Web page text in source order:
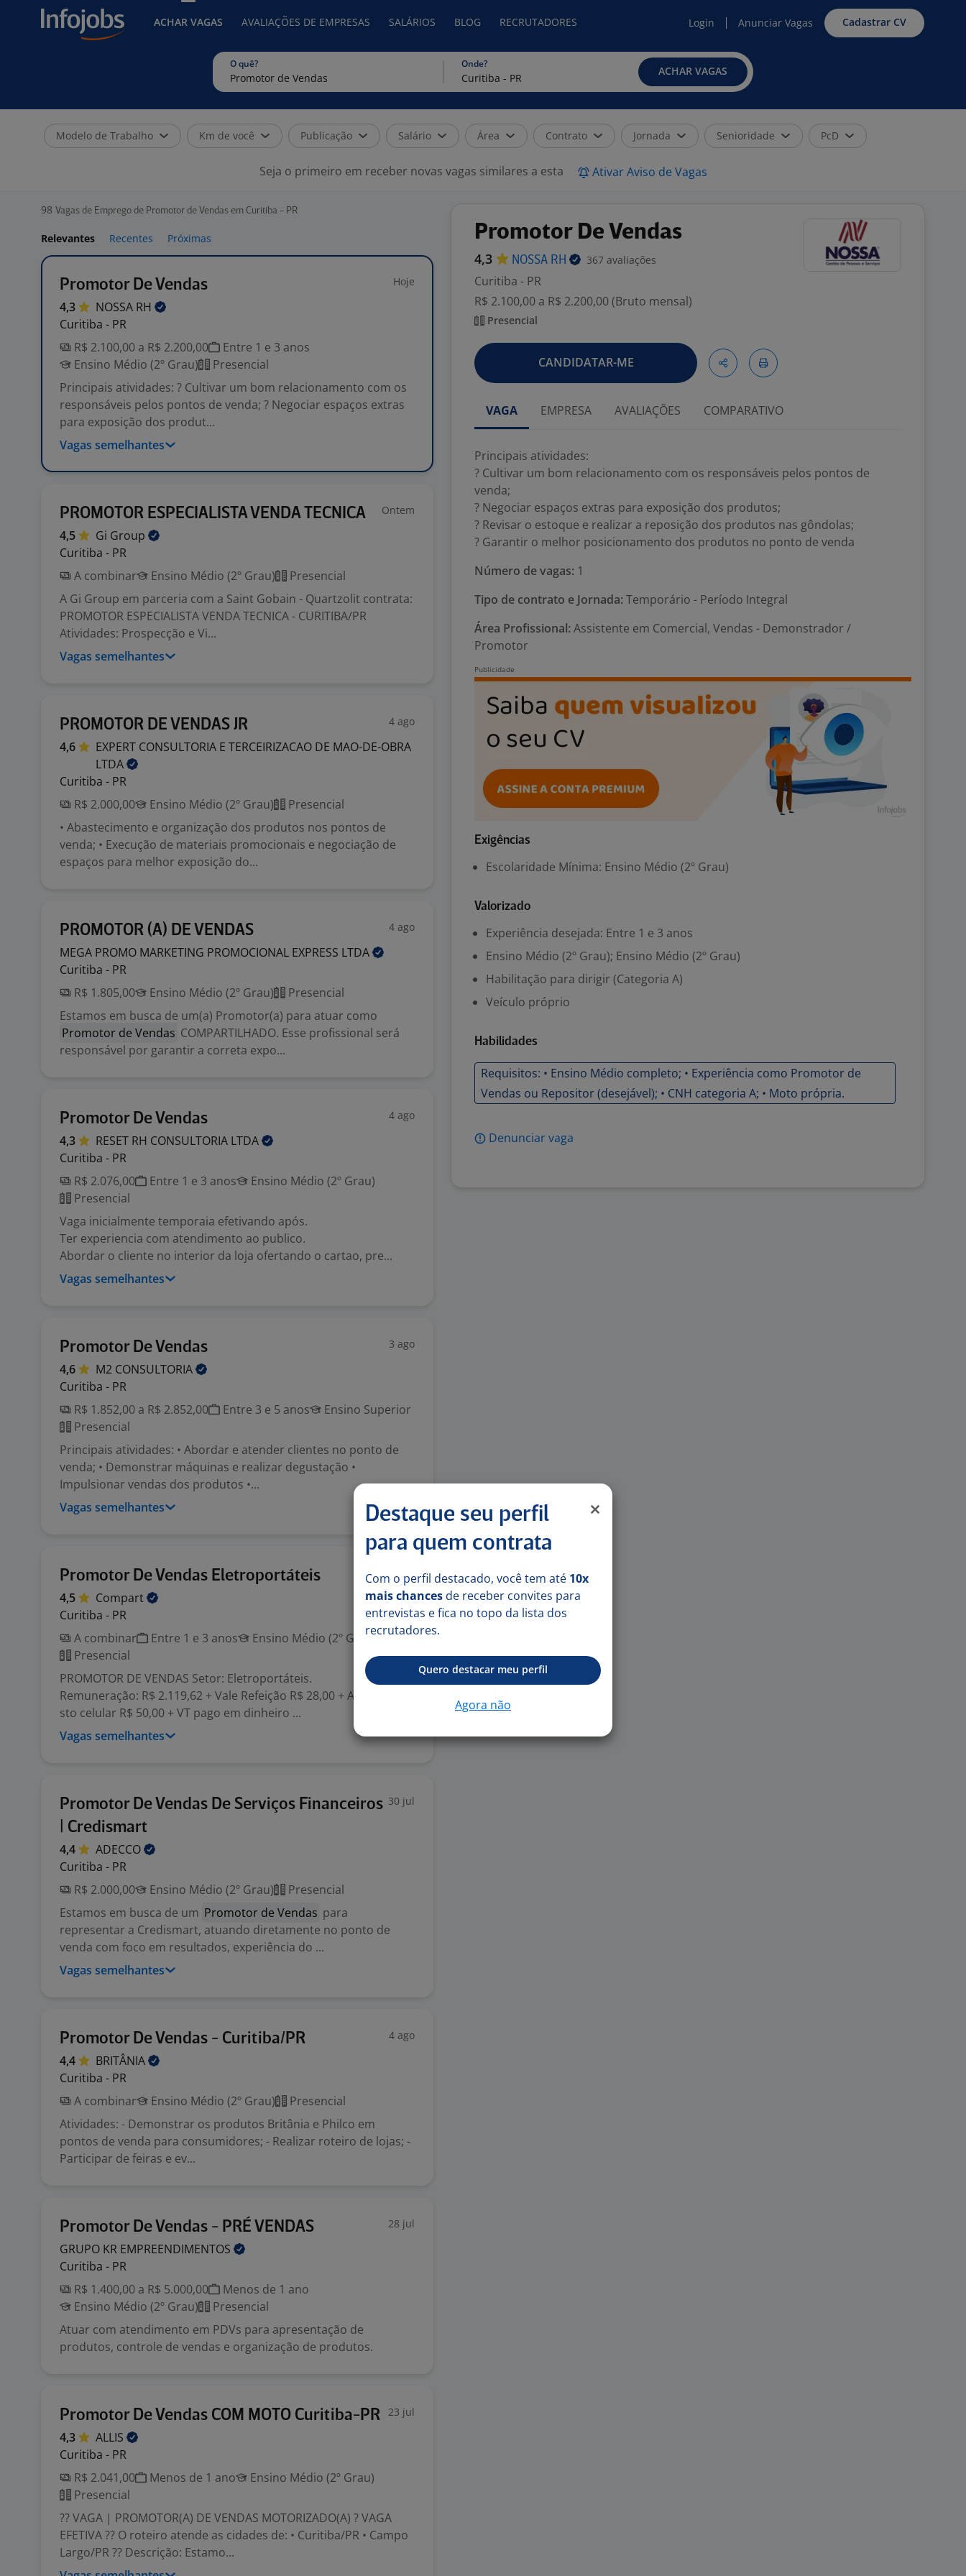
ACHAR VAGAS AVALIAÇÕES DE EMPRESAS SALÁRIOS BLOG RECRUTADORES Login Anunciar Vagas Cadastrar CV
O quê? Onde?
ACHAR VAGAS
Modelo de Trabalho Km de você Publicação Salário Área Contrato Jornada Senioridade PcD
Seja o primeiro em receber novas vagas similares a esta Ativar Aviso de Vagas
98 Vagas de Emprego de Promotor de Vendas em Curitiba - PR
Relevantes Recentes Próximas
Promotor De Vendas Hoje
4,3 NOSSA RH
Curitiba - PR
R$ 2.100,00 a R$ 2.200,00
Entre 1 e 3 anos
Ensino Médio (2º Grau)
Presencial
Principais atividades: ? Cultivar um bom relacionamento com os
responsáveis pelos pontos de venda; ? Negociar espaços extras
para exposição dos produt...
Vagas semelhantes
PROMOTOR ESPECIALISTA VENDA TECNICA Ontem
4,5 Gi Group
Curitiba - PR
A combinar
Ensino Médio (2º Grau)
Presencial
A Gi Group em parceria com a Saint Gobain - Quartzolit contrata:
PROMOTOR ESPECIALISTA VENDA TECNICA - CURITIBA/PR
Atividades: Prospecção e Vi...
Vagas semelhantes
PROMOTOR DE VENDAS JR 4 ago
4,6
EXPERT CONSULTORIA E TERCEIRIZACAO DE MAO-DE-OBRA
LTDA
Curitiba - PR
R$ 2.000,00
Ensino Médio (2º Grau)
Presencial
• Abastecimento e organização dos produtos nos pontos de
venda; • Execução de materiais promocionais e negociação de
espaços para melhor exposição do...
PROMOTOR (A) DE VENDAS 4 ago
MEGA PROMO MARKETING PROMOCIONAL EXPRESS LTDA
Curitiba - PR
R$ 1.805,00
Ensino Médio (2º Grau)
Presencial
Estamos em busca de um(a) Promotor(a) para atuar como
Promotor de Vendas COMPARTILHADO. Esse profissional será
responsável por garantir a correta expo...
Promotor De Vendas 4 ago
4,3 RESET RH CONSULTORIA LTDA
Curitiba - PR
R$ 2.076,00
Entre 1 e 3 anos
Ensino Médio (2º Grau)
Presencial
Vaga inicialmente temporaia efetivando após.
Ter experiencia com atendimento ao publico.
Abordar o cliente no interior da loja ofertando o cartao, pre...
Vagas semelhantes
Promotor De Vendas 3 ago
4,6 M2 CONSULTORIA
Curitiba - PR
R$ 1.852,00 a R$ 2.852,00
Entre 3 e 5 anos
Ensino Superior
Presencial
Principais atividades: • Abordar e atender clientes no ponto de
venda; • Demonstrar máquinas e realizar degustação •
Impulsionar vendas dos produtos •...
Vagas semelhantes
Promotor De Vendas Eletroportáteis
4,5
Compart
Curitiba - PR
A combinar
Entre 1 e 3 anos
Ensino Médio (2º Grau)
Presencial
PROMOTOR DE VENDAS Setor: Eletroportáteis.
Remuneração: R$ 2.119,62 + Vale Refeição R$ 28,00 + Ajuda de cu
sto celular R$ 50,00 + VT pago em dinheiro ...
Vagas semelhantes
Promotor De Vendas De Serviços Financeiros
| Credismart
30 jul
4,4
ADECCO
Curitiba - PR
R$ 2.000,00
Ensino Médio (2º Grau)
Presencial
Estamos em busca de um Promotor de Vendas para
representar a Credismart, atuando diretamente no ponto de
venda com foco em resultados, experiência do ...
Vagas semelhantes
Promotor De Vendas - Curitiba/PR 4 ago
4,4
BRITÂNIA
Curitiba - PR
A combinar
Ensino Médio (2º Grau)
Presencial
Atividades: - Demonstrar os produtos Britânia e Philco em
pontos de venda para consumidores; - Realizar roteiro de lojas; -
Participar de feiras e ev...
Promotor De Vendas - PRÉ VENDAS 28 jul
GRUPO KR EMPREENDIMENTOS
Curitiba - PR
R$ 1.400,00 a R$ 5.000,00
Menos de 1 ano
Ensino Médio (2º Grau)
Presencial
Atuar com atendimento em PDVs para apresentação de
produtos, controle de vendas e organização de produtos.
Promotor De Vendas COM MOTO Curitiba-PR 23 jul
4,3
ALLIS
Curitiba - PR
R$ 2.041,00
Menos de 1 ano
Ensino Médio (2º Grau)
Presencial
?? VAGA | PROMOTOR(A) DE VENDAS MOTORIZADO(A) ? VAGA
EFETIVA ?? O roteiro atende as cidades de: • Curitiba/PR • Campo
Largo/PR ?? Descrição: Estamo...
Promotor De Vendas
4,3 NOSSA RH 367 avaliações
Curitiba - PR
R$ 2.100,00 a R$ 2.200,00 (Bruto mensal)
Presencial
CANDIDATAR-ME
VAGA EMPRESA AVALIAÇÕES COMPARATIVO
Principais atividades:
? Cultivar um bom relacionamento com os responsáveis pelos pontos de
venda;
? Negociar espaços extras para exposição dos produtos;
? Revisar o estoque e realizar a reposição dos produtos nas gôndolas;
? Garantir o melhor posicionamento dos produtos no ponto de venda
Número de vagas: 1
Tipo de contrato e Jornada: Temporário - Período Integral
Área Profissional: Assistente em Comercial, Vendas - Demonstrador /
Promotor
Exigências
Escolaridade Mínima: Ensino Médio (2º Grau)
Valorizado
Experiência desejada: Entre 1 e 3 anos
Ensino Médio (2º Grau); Ensino Médio (2º Grau)
Habilitação para dirigir (Categoria A)
Veículo próprio
Habilidades
Requisitos: • Ensino Médio completo; • Experiência como Promotor de
Vendas ou Repositor (desejável); • CNH categoria A; • Moto própria.
Denunciar vaga
Destaque seu perfil
para quem contrata
Com o perfil destacado, você tem até 10x
mais chances de receber convites para
entrevistas e fica no topo da lista dos
recrutadores.
Quero destacar meu perfil
Agora não